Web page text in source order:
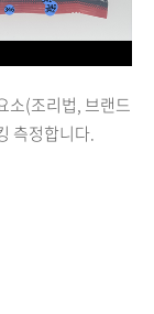
소(조리법, 브랜드
측정합니다.